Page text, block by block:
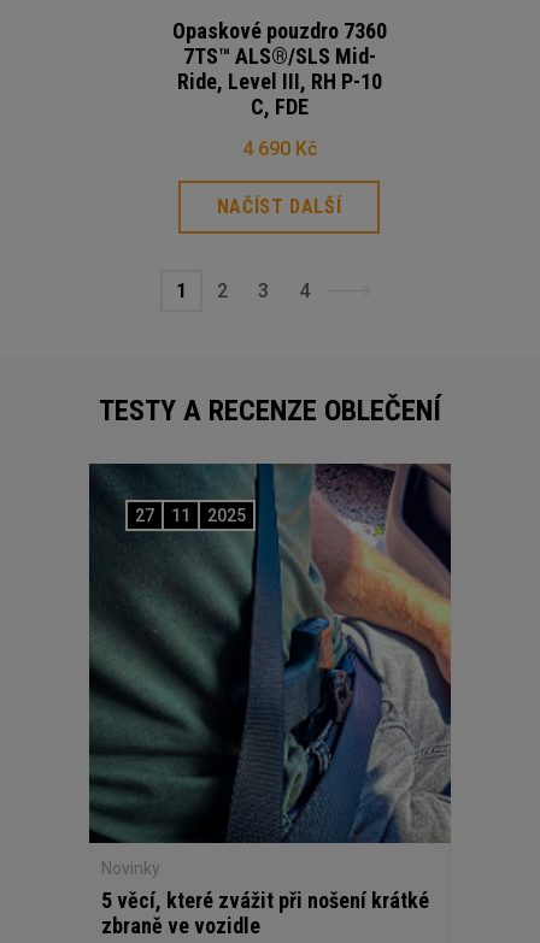
Opaskové pouzdro 7360
7TS™ ALS®/SLS Mid-
Ride, Level III, RH P-10
C, FDE
4 690 Kč
NAČÍST DALŠÍ
1 2 3 4
TESTY A RECENZE OBLEČENÍ
27 11 2025
Novinky
5 věcí, které zvážit při nošení krátké
zbraně ve vozidle